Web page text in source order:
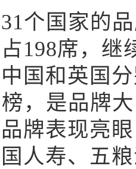
国家的品
198席，继
国和英国
，是品牌
牌表现亮
人寿、五